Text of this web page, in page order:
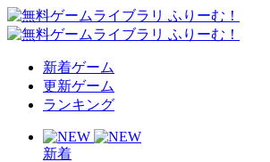
新着ゲーム
更新ゲーム
ランキング
新着